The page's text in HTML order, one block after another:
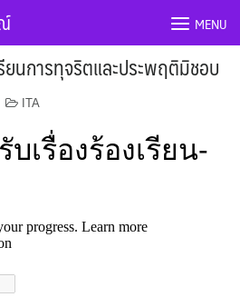
MENU
ยนการทุจริตและประพฤติมิชอบ
ITA